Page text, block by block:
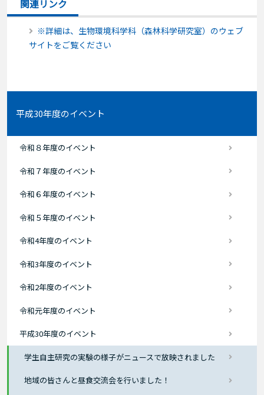
関連リンク
※詳細は、生物環境科学科（森林科学研究室）のウェブ
サイトをご覧ください
平成30年度のイベント
令和８年度のイベント
令和７年度のイベント
令和６年度のイベント
令和５年度のイベント
令和4年度のイベント
令和3年度のイベント
令和2年度のイベント
令和元年度のイベント
平成30年度のイベント
学生自主研究の実験の様子がニュースで放映されました
地域の皆さんと昼食交流会を行いました！